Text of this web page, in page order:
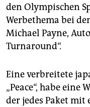
den Olympischen
Werbethema bei
Michael Payne,
Turnaround“.
Eine verbreitete
„Peace“, habe
der jedes Paket